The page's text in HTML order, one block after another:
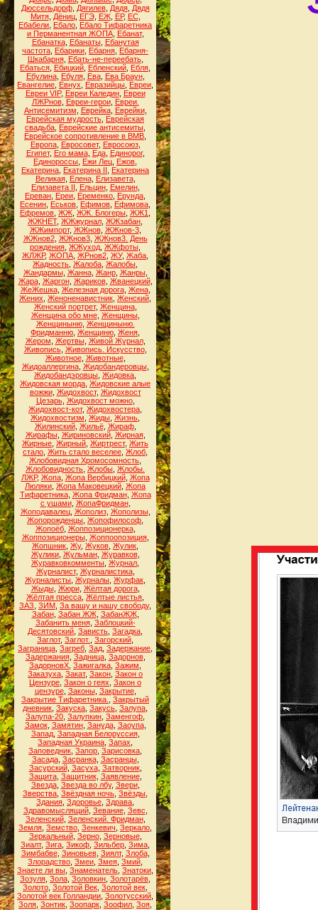
Дюссельдорф, Дягилев, Дядя, Дядя
Митя, Дёниц, ЕГЭ, ЕЖ, ЕР, ЕС,
Ебабели Ебало Ебало Тифаретника
и Перманентная ЖОПА, Ебанат,
Ебанатка, Ебанаты, Ебанутая
частота Ебарики Ебарня Ебарня-
Шкабарня, Ебать-не-переебать,
Ебаться Ебицкий Ебленский Ебля
Ебулина, Ебуля, Ева, Ева Браун,
Евангелие Евнух Евразийцы Евреи
Евреи VIP, Евреи Каледин, Евреи
ЛЖРнов, Евреи-герои, Евреи.
Антисемитизм
Еврейка, Еврейки,
Еврейская мудрость Еврейская
свадьба Еврейские антисемиты
Еврейское сопротивление в ВМВ
Европа, Евросовет, Евросоюз,
Египет, Его мама, Еда, Единорог,
Единороссы Ежи Лец Ежов
Екатерина Екатерина II
Екатерина
Великая, Елена, Елизавета,
Елизавета II
Ельцин, Емелин,
Ереван Ереи Еременко Ерунда
Есенин Еськов Ефимов Ефимова
Ефремов ЖЖ ЖЖ. Блогеры ЖЖ1
ЖЖНЕТ, ЖЖжурнал ЖЖзабан
ЖЖимпорт, ЖЖнов, ЖЖнов-3,
ЖЖнов2, ЖЖнов3, ЖЖнов3. День
рождения ЖЖуход ЖЖфоты
ЖЛЖР, ЖОПА ЖРнов2 ЖУ, Жаба
Жадность Жалоба Жалобы
Жандармы, Жанна, Жанр, Жанры,
Жара, Жаргон, Жариков, Жванецкий,
ЖеЖешка, Железная дорога, Жена,
Жених Женоненавистник Женский
Женский портрет, Женщина,
Женщина обо мне, Женщины,
Женщиныню, Женщиныню.
Фридманню Женщиню Женя
Жером Жертвы, Живой Журнал,
Живопись, Живопись. Искусство,
Животное, Животные,
Жидоаллергина, Жидобандеровцы,
Жидобандэровцы Жидовка
Жидовская морда Жидовские алые
вожжи, Жидохвост, Жидохвост
Цезарь, Жидохвост можно,
Жидохвост-кот, Жидохвостера
Жидохвостизм Жиды Жизнь
Жилинский, Жильё, Жираф,
Жирафы, Жириновский, Жирная,
Жирные Жирный Жиртрест, Жить
стало Жить стало веселее Жлоб
Жлобовидная Хромосомность
Жлобовидность Жлобы Жлобы.
ЛЖР, Жопа, Жопа Вербицкий, Жопа
Люляки Жопа Маковецкий Жопа
Тифаретника, Жопа Фридман, Жопа
с ушами, ЖопаФридман,
Жоподавалец, Жополиз, Жополизы,
Жопорожденцы Жопофилософ
Жопоёб, Жоппозиционерка,
Жоппозиционеры, Жоппоопозиция,
Жопшник Жу, Жуков Жулик
Жулики, Жульман, Журавков,
Журавковкомменты Журнал
Журналист, Журналистика,
Журналисты Журналы Журфак
Жыды, Жюри, Жёлтая дорога,
Жёлтая пресса Жёлтые листья
ЗАЗ ЗИМ За вашу и нашу свободу,
Забан, Забан ЖЖ, ЗабанЖЖ,
Забанить меня, Заблоцкий-
Десятовский Зависть Загадка
Заглот, Заглот. Загорский
Заграница Загреб Зад Задержание
Задержания, Задница, Задорнов,
ЗадорновХ Зажигалка Зажим
Заказуха Закат, Закон Закон о
Цензуре Закон о геях Закон о
цензуре, Законы, Закрытие,
Закрытие Тифаретника.
Закрытый
дневник Закуска Закусь Залупа
Залупа-20 Залупкин Заменгоф
Замок, Замятин, Зануда, Заоупа,
Запад, Западная Белоруссия,
Западная Украина Запах
Заповедник Запор Зарисовка
Засада, Засранка, Засранцы,
Засурский, Засуха, Затворник,
Защита, Защитник, Заявление,
Звезда, Звезда во лбу, Звери,
Зверства Звёздная ночь Звёзды
Здания Здоровье Здрава
Здравомыслящий, Зевание, Зевс
Зеленский, Зеленский. Фридман,
Земля Земство Зенкевич Зеркало
Зеркальный, Зерно, Зерновые,
Зиалт, Зига Зикоф Зильбер Зима
Зимбабве, Зиновьев, Зиялт, Злоба,
Злорадство Змеи Змея Змий
Знаете ли вы Знаменатель Знатоки
Зозуля Зола Золовкин Золотарёв
Золото Золотой Век Золотой век
Золотой век Голландии Золотусский
Золя Зонтик Зоопарк Зоофил Зоя